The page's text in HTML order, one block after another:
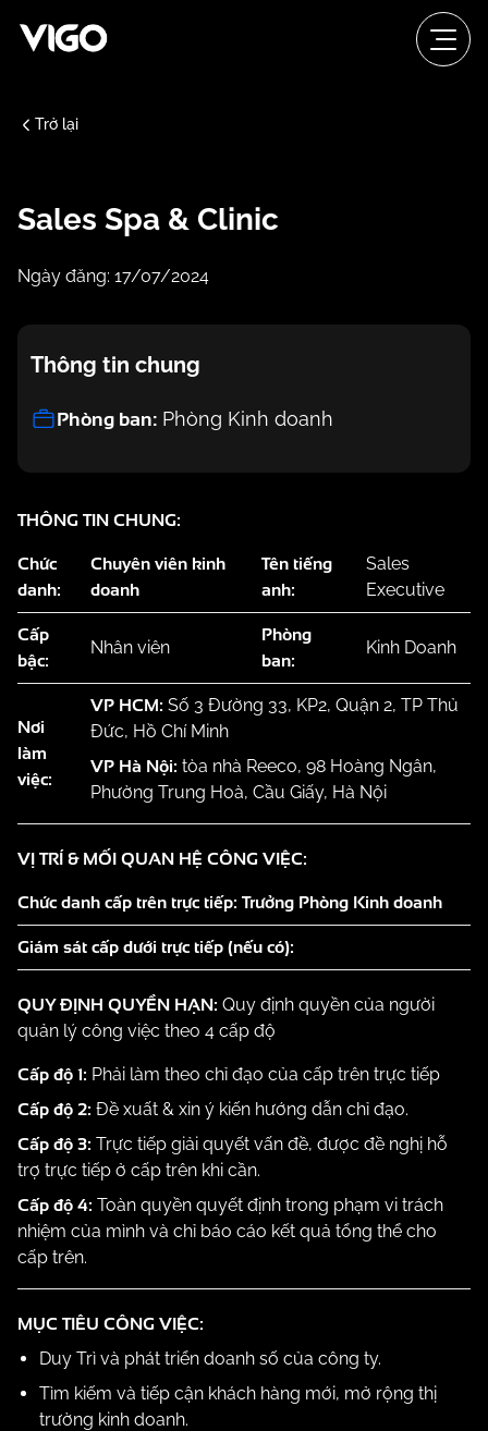
Trở lại
Sales Spa & Clinic
Ngày đăng: 17/07/2024
Thông tin chung
Phòng ban: Phòng Kinh doanh
THÔNG TIN CHUNG:
Chức
danh:
Chuyên viên kinh
doanh
Tên tiếng
anh:
Sales
Executive
Cấp
bậc:
Nhân viên
Phòng
ban:
Kinh Doanh
Nơi
làm
việc:
VP HCM: Số 3 Đường 33, KP2, Quận 2, TP Thủ
Đức, Hồ Chí Minh
VP Hà Nội: tòa nhà Reeco, 98 Hoàng Ngân,
Phường Trung Hoà, Cầu Giấy, Hà Nội
VỊ TRÍ & MỐI QUAN HỆ CÔNG VIỆC:
Chức danh cấp trên trực tiếp: Trưởng Phòng Kinh doanh
Giám sát cấp dưới trực tiếp (nếu có):
QUY ĐỊNH QUYỀN HẠN: Quy định quyền của người
quản lý công việc theo 4 cấp độ
Cấp độ 1: Phải làm theo chỉ đạo của cấp trên trực tiếp
Cấp độ 2: Đề xuất & xin ý kiến hướng dẫn chỉ đạo.
Cấp độ 3: Trực tiếp giải quyết vấn đề, được đề nghị hỗ
trợ trực tiếp ở cấp trên khi cần.
Cấp độ 4: Toàn quyền quyết định trong phạm vi trách
nhiệm của mình và chỉ báo cáo kết quả tổng thể cho
cấp trên.
MỤC TIÊU CÔNG VIỆC:
Duy Trì và phát triển doanh số của công ty.
Tìm kiếm và tiếp cận khách hàng mới, mở rộng thị
trường kinh doanh.